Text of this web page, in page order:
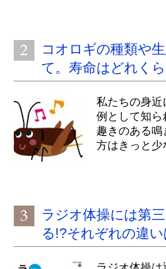
コオロギの種類や
て。寿命はどれくら
私たちの身近
例として知ら
趣きのある鳴
方はきっと少
ラジオ体操には第
る!?それぞれの違い